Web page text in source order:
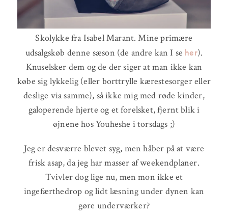
Skolykke fra Isabel Marant. Mine primære
udsalgskøb denne sæson (de andre kan I se her).
Knuselsker dem og de der siger at man ikke kan
købe sig lykkelig (eller borttrylle kærestesorger eller
deslige via samme), så ikke mig med røde kinder,
galoperende hjerte og et forelsket, fjernt blik i
øjnene hos Youheshe i torsdags ;)
Jeg er desværre blevet syg, men håber på at være
frisk asap, da jeg har masser af weekendplaner.
Tvivler dog lige nu, men mon ikke et
ingefærthedrop og lidt læsning under dynen kan
gøre underværker?